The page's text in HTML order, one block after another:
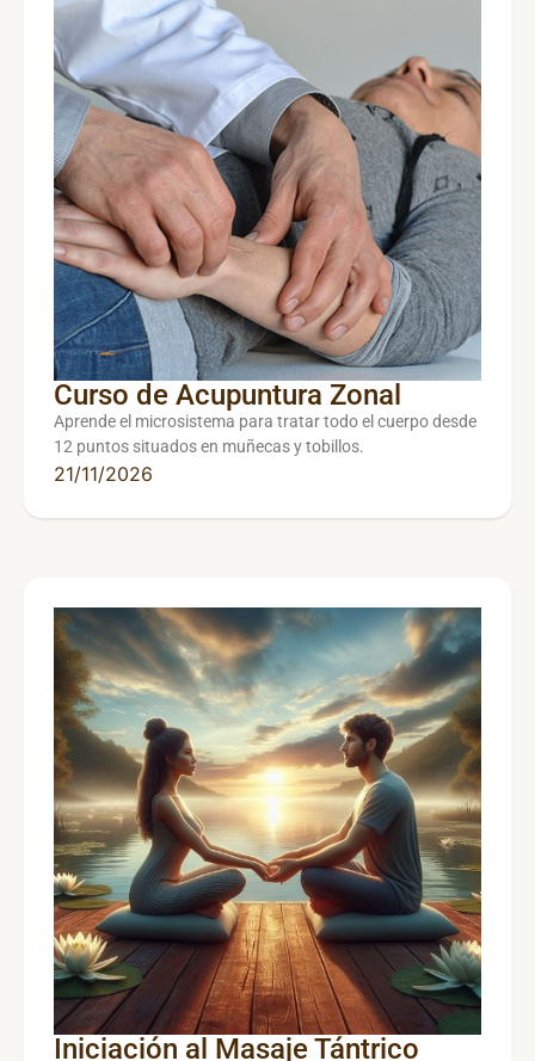
Curso de Acupuntura Zonal
Aprende el microsistema para tratar todo el cuerpo desde
12 puntos situados en muñecas y tobillos.
21/11/2026
Iniciación al Masaje Tántrico